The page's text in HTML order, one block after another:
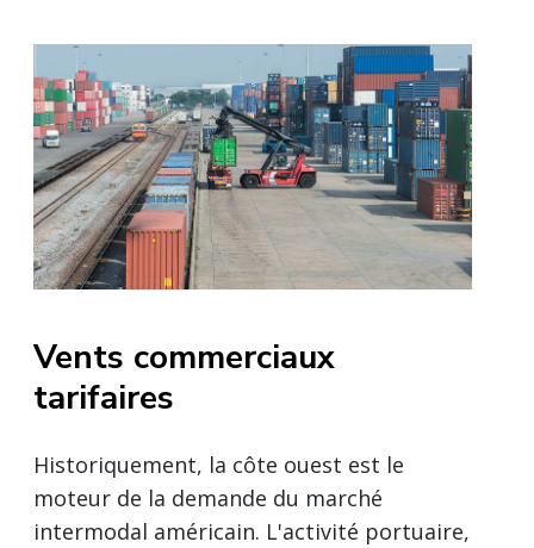
Vents commerciaux
tarifaires
Historiquement, la côte ouest est le
moteur de la demande du marché
intermodal américain. L'activité portuaire,